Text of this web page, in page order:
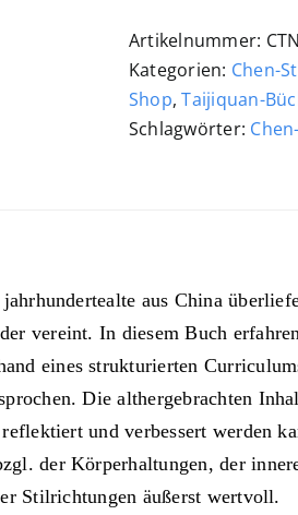
Chen
Taijiquan
Menge
Artikelnummer:
Kategorien: Chen-
Shop,Taijiquan-
Schlagwörter:
aus China
vereint. In diesem Buch
eines strukturierten
Die althergebrachten
und verbessert werden
derKörperhaltungen, der
Stilrichtungen äußerst wertvoll.